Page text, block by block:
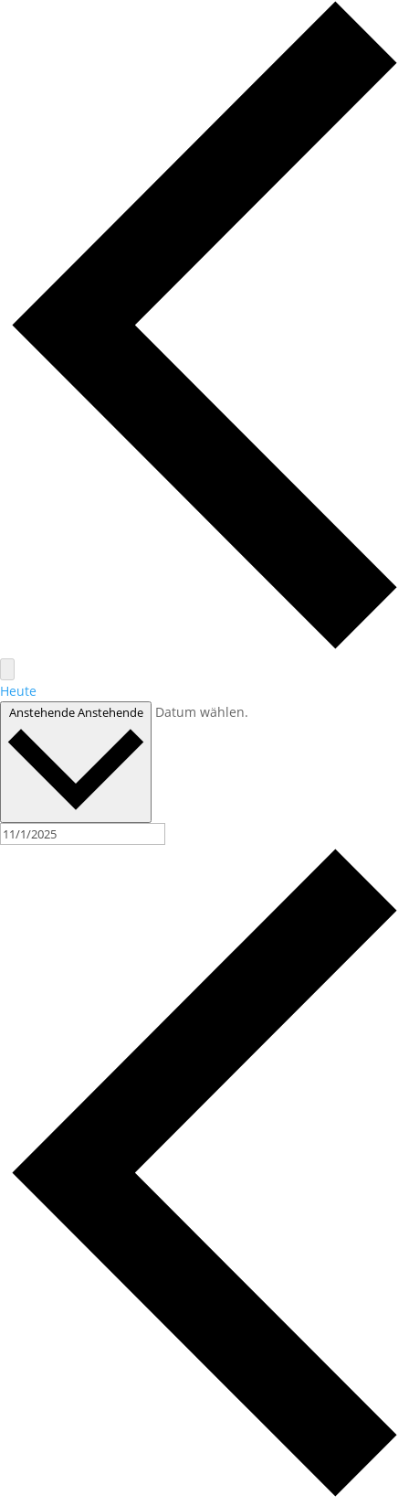
Heute
AnstehendeAnstehende Datum wählen.